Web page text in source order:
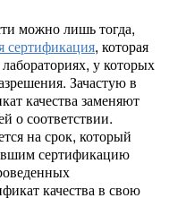
можно лишь тогда,
сертификация, которая
у которых
Зачастую в
качества заменяют
о соответствии.
на срок, который
сертификацию
качества в свою